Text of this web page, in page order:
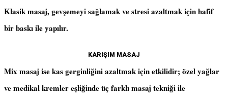
Klasik masaj, gevşemeyi sağlamak ve stresi azaltmak için hafif
bir baskı ile yapılır.
KARIŞIM MASAJ
Mix masaj ise kas gerginliğini azaltmak için etkilidir; özel yağlar
ve medikal kremler eşliğinde üç farklı masaj tekniği ile